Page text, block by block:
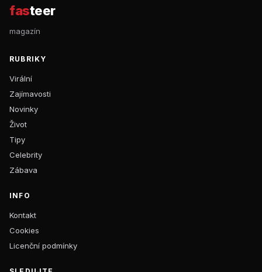
fasteer
magazín
RUBRIKY
Virální
Zajímavosti
Novinky
Život
Tipy
Celebrity
Zábava
INFO
Kontakt
Cookies
Licenční podmínky